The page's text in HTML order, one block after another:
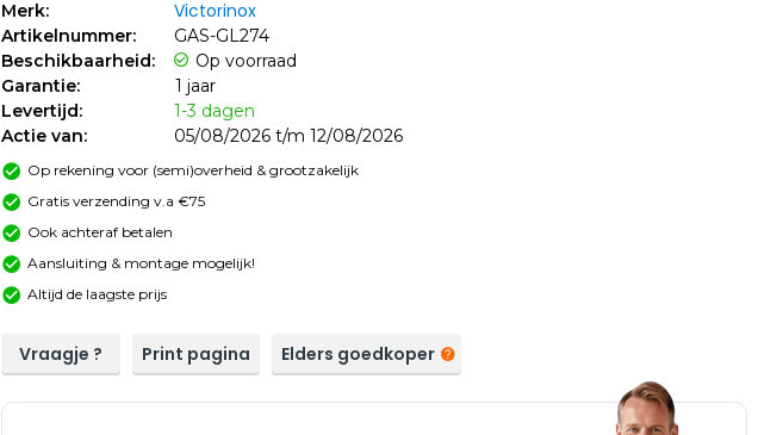
Merk: Victorinox
Artikelnummer:
GAS-GL274
Beschikbaarheid:
Op voorraad
Garantie:
1 jaar
Levertijd:
1-3 dagen
Actie van:
05/08/2026 t/m 12/08/2026
Op rekening voor (semi)overheid & grootzakelijk
Gratis verzending v.a €75
Ook achteraf betalen
Aansluiting & montage mogelijk!
Altijd de laagste prijs
Vraagje ? Print pagina Elders goedkoper